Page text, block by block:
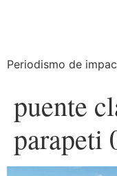
Periodismo de
puente
parapeti